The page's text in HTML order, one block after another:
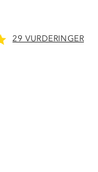
29 VURDERINGER